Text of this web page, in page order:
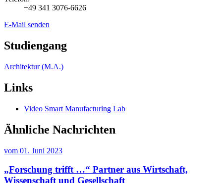
+49 341 3076-6626
E-Mail senden
Studiengang
Architektur (M.A.)
Links
Video Smart Manufacturing Lab
Ähnliche Nachrichten
vom 01. Juni 2023
„Forschung trifft …“ Partner aus Wirtschaft,
Wissenschaft und Gesellschaft